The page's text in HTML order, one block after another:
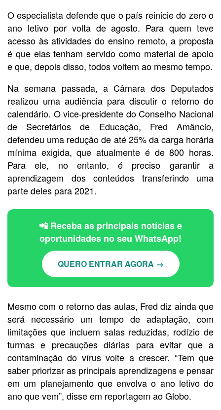
O especialista defende que o país reinicie do zero o
ano letivo por volta de agosto. Para quem teve
acesso às atividades do ensino remoto, a proposta
é que elas tenham servido como material de apoio
e que, depois disso, todos voltem ao mesmo tempo.
Na semana passada, a Câmara dos Deputados
realizou uma audiência para discutir o retorno do
calendário. O vice-presidente do Conselho Nacional
de Secretários de Educação, Fred Amâncio,
defendeu uma redução de até 25% da carga horária
mínima exigida, que atualmente é de 800 horas.
Para ele, no entanto, é preciso garantir a
aprendizagem dos conteúdos transferindo uma
parte deles para 2021.
📲 Receba as principais notícias e
oportunidades no seu WhatsApp!
QUERO ENTRAR AGORA →
Mesmo com o retorno das aulas, Fred diz ainda que
será necessário um tempo de adaptação, com
limitações que incluem salas reduzidas, rodízio de
turmas e precauções diárias para evitar que a
contaminação do vírus volte a crescer. “Tem que
saber priorizar as principais aprendizagens e pensar
em um planejamento que envolva o ano letivo do
ano que vem”, disse em reportagem ao Globo.